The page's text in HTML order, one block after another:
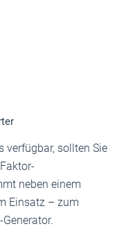
verfügbar, sollten Sie
neben einem
Einsatz – zum